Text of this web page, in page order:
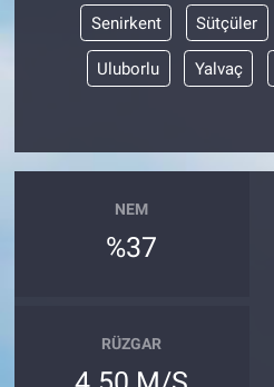
Senirkent Sütçüler
Uluborlu Yalvaç
NEM
%37
RÜZGAR